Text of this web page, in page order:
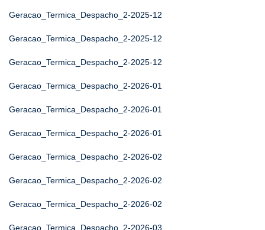
Geracao_Termica_Despacho_2-2025-12
Geracao_Termica_Despacho_2-2025-12
Geracao_Termica_Despacho_2-2025-12
Geracao_Termica_Despacho_2-2026-01
Geracao_Termica_Despacho_2-2026-01
Geracao_Termica_Despacho_2-2026-01
Geracao_Termica_Despacho_2-2026-02
Geracao_Termica_Despacho_2-2026-02
Geracao_Termica_Despacho_2-2026-02
Geracao_Termica_Despacho_2-2026-03